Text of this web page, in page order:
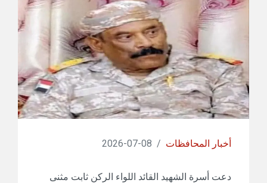
أخبار المحافظات /
08-07-2026
دعت أسرة الشهيد القائد اللواء الركن ثابت مثنى